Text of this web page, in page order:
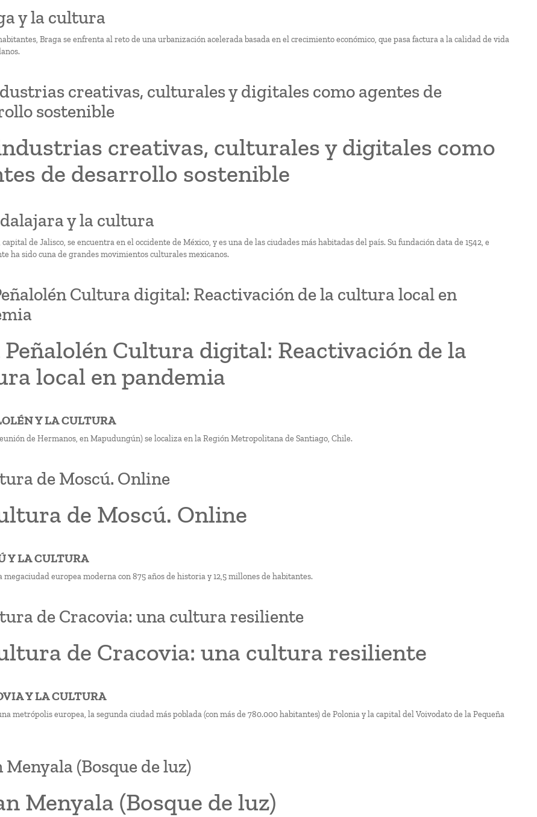
y la cultura
Braga se enfrenta al reto de una urbanización acelerada basada en el crecimiento económico, que pasa factura a la calidad de vida
creativas, culturales y digitales como agentes de
sostenible
creativas, culturales y digitales como
de desarrollo sostenible
y la cultura
de Jalisco, se encuentra en el occidente de México, y es una de las ciudades más habitadas del país. Su fundación data de 1542, e
ha sido cuna de grandes movimientos culturales mexicanos.
Cultura digital: Reactivación de la cultura local en
Peñalolén Cultura digital: Reactivación de la
local en pandemia
Y LA CULTURA
de Hermanos, en Mapudungún) se localiza en la Región Metropolitana de Santiago, Chile.
de Moscú. Online
de Moscú. Online
Y LA CULTURA
megaciudad europea moderna con 875 años de historia y 12,5 millones de habitantes.
de Cracovia: una cultura resiliente
de Cracovia: una cultura resiliente
Y LA CULTURA
metrópolis europea, la segunda ciudad más poblada (con más de 780.000 habitantes) de Polonia y la capital del Voivodato de la Pequeña
(Bosque de luz)
Menyala (Bosque de luz)